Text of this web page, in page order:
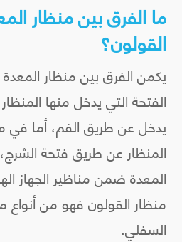
ما الفرق بين منظار
القولون؟
يكمن الفرق بين منظار
الفتحة التي يدخل منها
يدخل عن طريق الفم، أما في
المنظار عن طريق فتحة
المعدة ضمن مناظير الجهاز
منظار القولون فهو من أنواع
السفلي.